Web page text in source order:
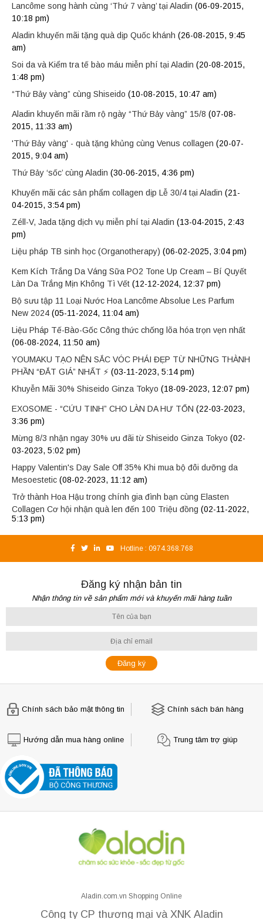
Lancôme song hành cùng ‘Thứ 7 vàng’ tại Aladin (06-09-2015,
10:18 pm)
Aladin khuyến mãi tặng quà dịp Quốc khánh (26-08-2015, 9:45
am)
Soi da và Kiểm tra tế bào máu miễn phí tại Aladin (20-08-2015,
1:48 pm)
“Thứ Bảy vàng” cùng Shiseido (10-08-2015, 10:47 am)
Aladin khuyến mãi rầm rộ ngày “Thứ Bảy vàng” 15/8 (07-08-
2015, 11:33 am)
'Thứ Bảy vàng' - quà tặng khủng cùng Venus collagen (20-07-
2015, 9:04 am)
Thứ Bảy ‘sốc’ cùng Aladin (30-06-2015, 4:36 pm)
Khuyến mãi các sản phẩm collagen dịp Lễ 30/4 tại Aladin (21-
04-2015, 3:54 pm)
Zéll-V, Jada tặng dịch vụ miễn phí tại Aladin (13-04-2015, 2:43
pm)
Liệu pháp TB sinh học (Organotherapy) (06-02-2025, 3:04 pm)
Kem Kích Trắng Da Váng Sữa PO2 Tone Up Cream – Bí Quyết
Làn Da Trắng Mịn Không Tì Vết (12-12-2024, 12:37 pm)
Bộ sưu tập 11 Loại Nước Hoa Lancôme Absolue Les Parfum
New 2024 (05-11-2024, 11:04 am)
Liệu Pháp Tế-Bào-Gốc Công thức chống lõa hóa trọn vẹn nhất
(06-08-2024, 11:50 am)
YOUMAKU TẠO NÊN SẮC VÓC PHÁI ĐẸP TỪ NHỮNG THÀNH
PHẦN “ĐẮT GIÁ” NHẤT ⚡ (03-11-2023, 5:14 pm)
Khuyễn Mãi 30% Shiseido Ginza Tokyo (18-09-2023, 12:07 pm)
EXOSOME - “CỨU TINH” CHO LÀN DA HƯ TỔN (22-03-2023,
3:36 pm)
Mừng 8/3 nhận ngay 30% ưu đãi từ Shiseido Ginza Tokyo (02-
03-2023, 5:02 pm)
Happy Valentin's Day Sale Off 35% Khi mua bộ đôi dưỡng da
Mesoestetic (08-02-2023, 11:12 am)
Trở thành Hoa Hậu trong chính gia đình bạn cùng Elasten
Collagen Cơ hội nhận quà len đến 100 Triệu đồng (02-11-2022,
5:13 pm)
Hotline : 0974.368.768
Đăng ký nhận bản tin
Nhận thông tin về sản phẩm mới và khuyến mãi hàng tuần
Chính sách bảo mật thông tin Chính sách bán hàng
Hướng dẫn mua hàng online Trung tâm trợ giúp
Aladin.com.vn Shopping Online
Công ty CP thương mại và XNK Aladin